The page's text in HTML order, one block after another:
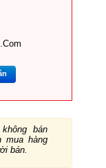
không bán
mua hàng
bán.